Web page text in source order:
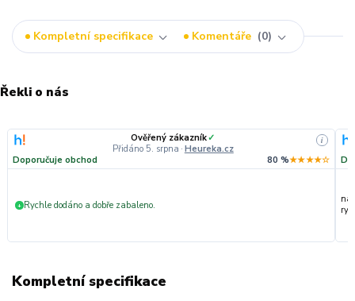
Kompletní specifikace Komentáře 0
Řekli o nás
Ověřený zákazník✓
Přidáno 5. srpna · Heureka.cz
i
Doporučuje obchod 80 %★★★★☆
+ Rychle dodáno a dobře zabaleno.
Kompletní specifikace